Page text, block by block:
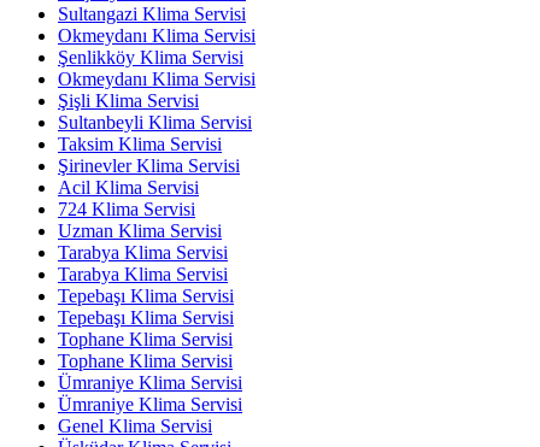
Sultangazi Klima Servisi
Okmeydanı Klima Servisi
Şenlikköy Klima Servisi
Okmeydanı Klima Servisi
Şişli Klima Servisi
Sultanbeyli Klima Servisi
Taksim Klima Servisi
Şirinevler Klima Servisi
Acil Klima Servisi
724 Klima Servisi
Uzman Klima Servisi
Tarabya Klima Servisi
Tarabya Klima Servisi
Tepebaşı Klima Servisi
Tepebaşı Klima Servisi
Tophane Klima Servisi
Tophane Klima Servisi
Ümraniye Klima Servisi
Ümraniye Klima Servisi
Genel Klima Servisi